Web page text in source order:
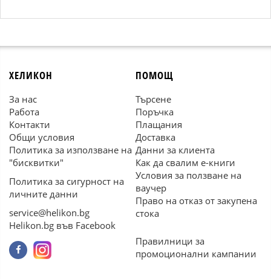
ХЕЛИКОН
За нас
Работа
Контакти
Общи условия
Политика за използване на
"бисквитки"
Политика за сигурност на
личните данни
service@helikon.bg
Helikon.bg във Facebook
ПОМОЩ
Търсене
Поръчка
Плащания
Доставка
Данни за клиента
Как да свалим е-книги
Условия за ползване на
ваучер
Право на отказ от закупена
стока
Правилници за
промоционални кампании